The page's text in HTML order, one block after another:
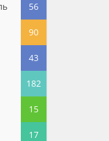
56
90
43
182
15
17